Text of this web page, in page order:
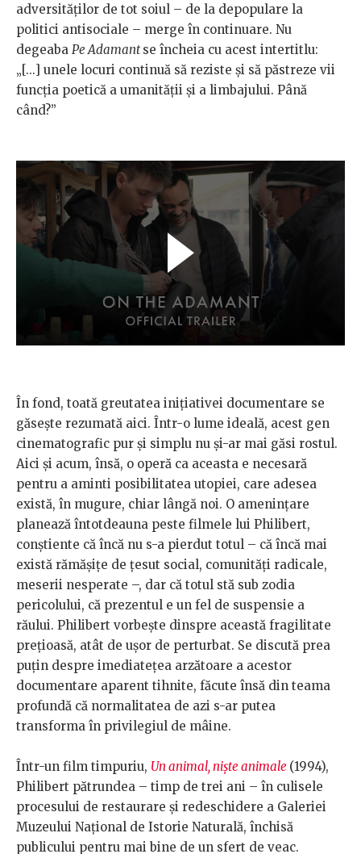
adversităților de tot soiul – de la depopulare la
politici antisociale – merge în continuare. Nu
degeaba Pe Adamantse încheia cu acest intertitlu:
„[...] unele locuri continuă să reziste și să păstreze vii
funcția poetică a umanității și a limbajului. Până
când?”
În fond, toată greutatea inițiativei documentare se
găsește rezumată aici. Într-o lume ideală, acest gen
cinematografic pur și simplu nu și-ar mai găsi rostul.
Aici și acum, însă, o operă ca aceasta e necesară
pentru a aminti posibilitatea utopiei, care adesea
există, în mugure, chiar lângă noi. O amenințare
planează întotdeauna peste filmele lui Philibert,
conștiente că încă nu s-a pierdut totul – că încă mai
există rămășițe de țesut social, comunități radicale,
meserii nesperate –, dar că totul stă sub zodia
pericolului, că prezentul e un fel de suspensie a
răului. Philibert vorbește dinspre această fragilitate
prețioasă, atât de ușor de perturbat. Se discută prea
puțin despre imediatețea arzătoare a acestor
documentare aparent tihnite, făcute însă din teama
profundă că normalitatea de azi s-ar putea
transforma în privilegiul de mâine.
Într-un film timpuriu, Un animal, niște animale (1994),
Philibert pătrundea – timp de trei ani – în culisele
procesului de restaurare și redeschidere a Galeriei
Muzeului Național de Istorie Naturală, închisă
publicului pentru mai bine de un sfert de veac.